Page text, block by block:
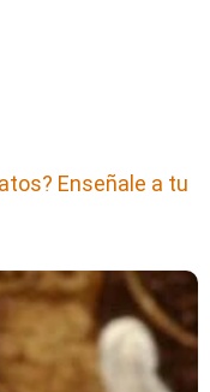
Enseñale a tu